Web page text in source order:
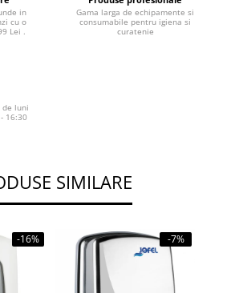
in
cu o
Lei .
Gama larga de echipamente si
consumabile pentru igiena si
curatenie
luni
16:30
SIMILARE
-16% -7%